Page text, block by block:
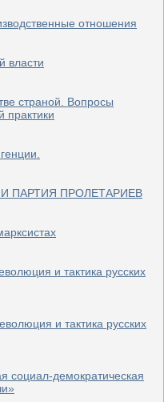
отношения
власти
страной. Вопросы
практики
ПАРТИЯ ПРОЛЕТАРИЕВ
и тактика русских
и тактика русских
социал-демократическая